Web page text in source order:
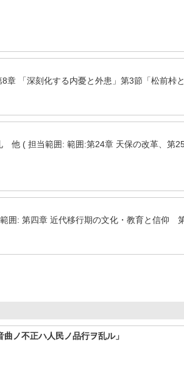
「深刻化する内憂と外患」第3節「松前桛
他 ( 担当範囲: 範囲:第24章 天保の改革、第
囲: 第四章 近代移行期の文化・教育と信仰
ノ不正ハ人民ノ品行ヲ乱ル」